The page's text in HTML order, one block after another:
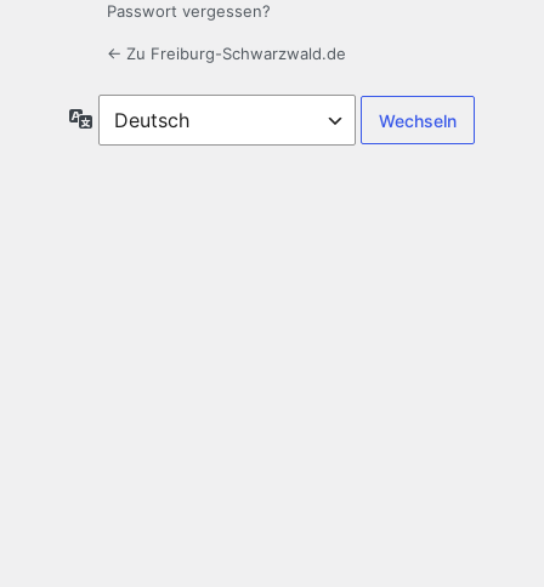
Passwort vergessen?
← Zu Freiburg-Schwarzwald.de
Sprache